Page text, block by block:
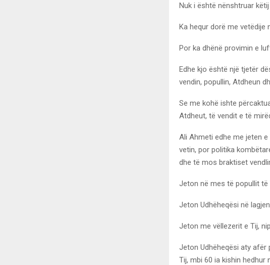
Nuk i është nënshtruar
Ka hequr dorë me vetëdije
Por ka dhënë provimin e
Edhe kjo është një tjetër
vendin, popullin, Atdheun
Se me kohë ishte
Atdheut, të vendit e të
Ali Ahmeti edhe me jeten
vetin, por politika
dhe të mos braktiset
Jeton në mes të popullit të
Jeton Udhëheqësi në
Jeton me vëllezerit e Tij,
Jeton Udhëheqësi aty afër
Tij, mbi 60 ia kishin hedhur